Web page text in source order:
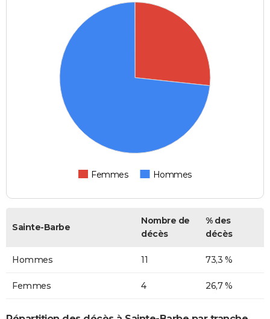
Femmes Hommes
Sainte-Barbe
Nombre de
décès
% des
décès
Hommes 11 73,3 %
Femmes 4 26,7 %